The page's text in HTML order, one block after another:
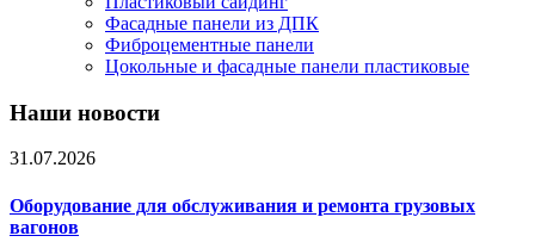
Фасадные панели из ДПК
Фиброцементные панели
Цокольные и фасадные панели пластиковые
Наши новости
31.07.2026
Оборудование для обслуживания и ремонта грузовых
вагонов